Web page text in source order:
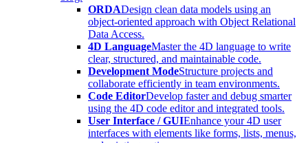
ORDADesign clean data models using an
object-oriented approach with Object Relational
Data Access.
4D LanguageMaster the 4D language to write
clear, structured, and maintainable code.
Development ModeStructure projects and
collaborate efficiently in team environments.
Code EditorDevelop faster and debug smarter
using the 4D code editor and integrated tools.
User Interface / GUIEnhance your 4D user
interfaces with elements like forms, lists, menus,